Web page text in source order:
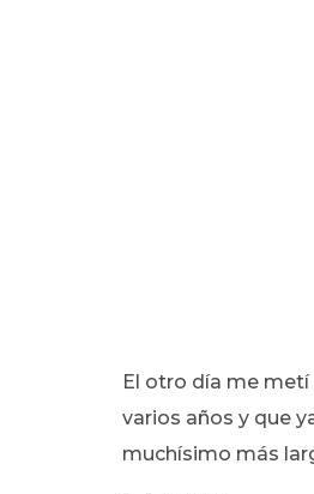
El otro día me
varios años y que
muchísimo más